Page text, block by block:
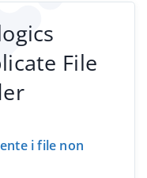
File
i file non